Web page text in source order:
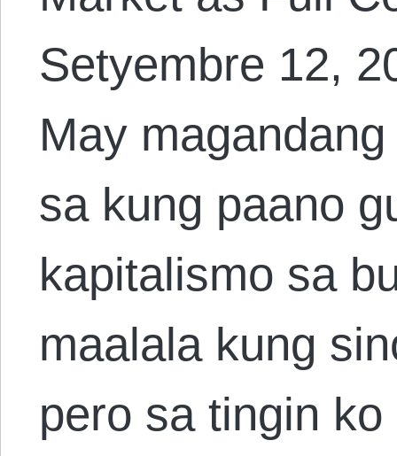
Setyembre 12,
May
sa kung paano
kapitalismo sa
maalala kung
pero sa tingin